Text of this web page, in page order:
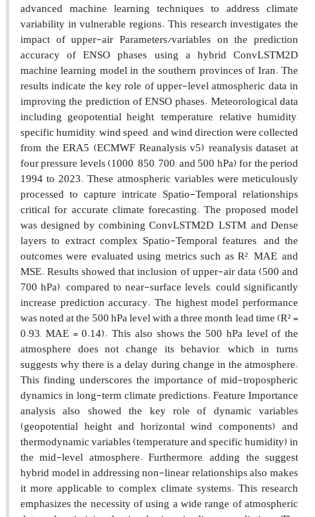
advanced machine learning techniques to address climate
variability in vulnerable regions. This research investigates the
impact of upper-air Parameters/variables on the prediction
accuracy of ENSO phases using a hybrid ConvLSTM2D
machine learning model in the southern provinces of Iran. The
results indicate the key role of upper-level atmospheric data in
improving the prediction of ENSO phases. Meteorological data
including geopotential height, temperature, relative humidity,
specific humidity, wind speed, and wind direction were collected
from the ERA5 (ECMWF Reanalysis v5) reanalysis dataset at
four pressure levels (1000, 850, 700, and 500 hPa) for the period
1994 to 2023. These atmospheric variables were meticulously
processed to capture intricate Spatio-Temporal relationships
critical for accurate climate forecasting. The proposed model
was designed by combining ConvLSTM2D, LSTM, and Dense
layers to extract complex Spatio-Temporal features, and the
outcomes were evaluated using metrics such as R², MAE, and
MSE. Results showed that inclusion of upper-air data (500 and
700 hPa), compared to near-surface levels, could significantly
increase prediction accuracy. The highest model performance
was noted at the 500 hPa level with a three month lead time (R² =
0.93, MAE = 0.14). This also shows the 500 hPa level of the
atmosphere does not change its behavior, which in turns
suggests why there is a delay during change in the atmosphere.
This finding underscores the importance of mid-tropospheric
dynamics in long-term climate predictions. Feature Importance
analysis also showed the key role of dynamic variables
(geopotential height and horizontal wind components) and
thermodynamic variables (temperature and specific humidity) in
the mid-level atmosphere. Furthermore, adding the suggest
hybrid model in addressing non-linear relationships also makes
it more applicable to complex climate systems. This research
emphasizes the necessity of using a wide range of atmospheric